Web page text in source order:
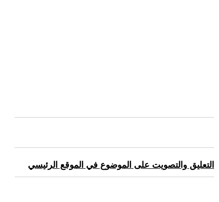
التعليق والتصويت على الموضوع في الموقع الرئيسي